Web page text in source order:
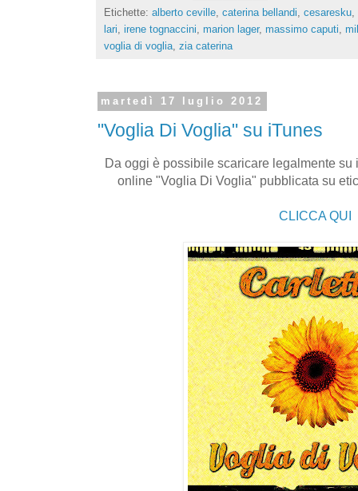
Etichette: alberto ceville, caterina bellandi, cesaresku,
lari, irene tognaccini, marion lager, massimo caputi,
voglia di voglia, zia caterina
martedì 17 luglio 2012
"Voglia Di Voglia" su iTunes
Da oggi è possibile scaricare legalmente su
online "Voglia Di Voglia" pubblicata su
CLICCA QUI